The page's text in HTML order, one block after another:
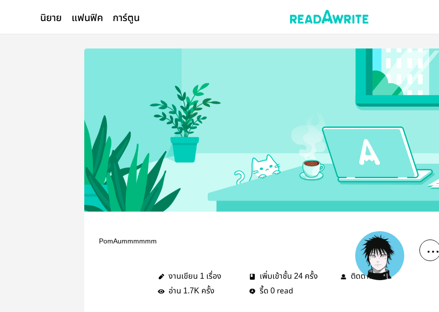
นิยาย แฟนฟิค การ์ตูน
PomAummmmmm
งานเขียน 1 เรื่อง เพิ่มเข้าชั้น 24 ครั้ง ติดตาม0คน
อ่าน 1.7K ครั้ง รี้ด 0 read